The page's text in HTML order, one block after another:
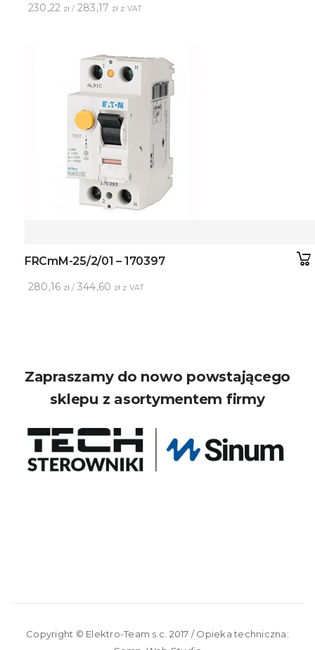
230,22 zł / 283,17 zł z VAT
FRCmM-25/2/01 – 170397
280,16 zł / 344,60 zł z VAT
Zapraszamy do nowo powstającego
sklepu z asortymentem firmy
Copyright © Elektro-Team s.c. 2017 / Opieka techniczna: